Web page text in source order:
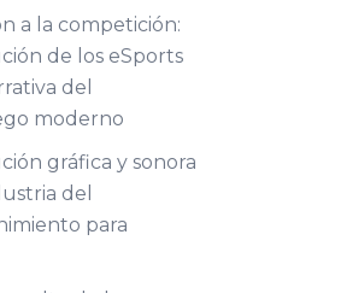
a la competición:
de los eSports
del
moderno
gráfica y sonora
del
para